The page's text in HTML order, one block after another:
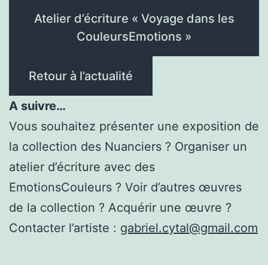
Atelier d’écriture « Voyage dans les
CouleursEmotions »
Retour à l’actualité
A suivre…
Vous souhaitez présenter une exposition de
la collection des Nuanciers ? Organiser un
atelier d’écriture avec des
EmotionsCouleurs ? Voir d’autres œuvres
de la collection ? Acquérir une œuvre ?
Contacter l’artiste : gabriel.cytal@gmail.com